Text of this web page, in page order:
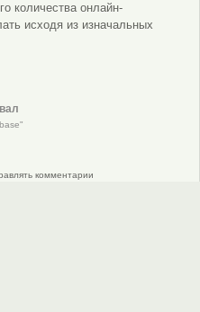
количества онлайн-
исходя из изначальных
комментарии